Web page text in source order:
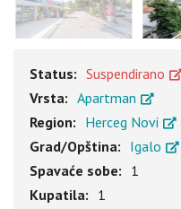
Status: Suspendirano
Vrsta: Apartman
Region: Herceg Novi
Grad/Opština: Igalo
Spavaće sobe: 1
Kupatila: 1